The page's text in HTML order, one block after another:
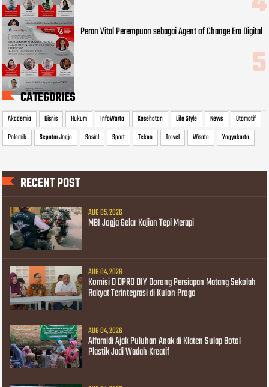
Peran Vital Perempuan sebagai Agent of Change Era Digital
CATEGORIES
Akademia Bisnis Hukum InfoWarta Kesehatan Life Style News
Otomotif
Polemik
Seputar Jogja Sosial Sport Tekno Travel Wisata Yogyakarta
RECENT POST
AUG 05, 2026
MBI Jogja Gelar Kajian Tepi Merapi
AUG 04, 2026
Komisi D DPRD DIY Dorong Persiapan Matang Sekolah
Rakyat Terintegrasi di Kulon Progo
AUG 04, 2026
Alfamidi Ajak Puluhan Anak di Klaten Sulap Botol
Plastik Jadi Wadah Kreatif